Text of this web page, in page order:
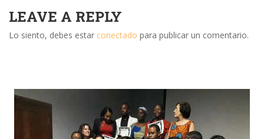
LEAVE A REPLY
Lo siento, debes estar conectado para publicar un comentario.